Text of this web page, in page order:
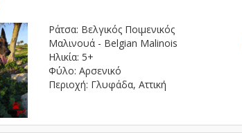
Ράτσα: Βελγικός Ποιμενικός
Μαλινουά - Belgian Malinois
Ηλικία: 5+
Φύλο: Αρσενικό
Περιοχή: Γλυφάδα, Αττική